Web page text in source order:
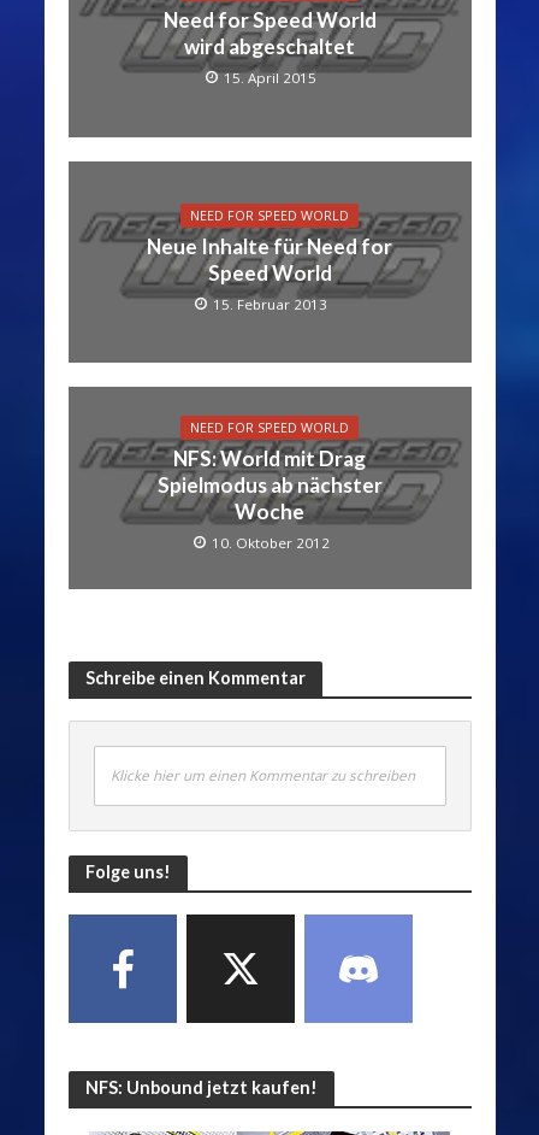
Need for Speed World
wird abgeschaltet
15. April 2015
NEED FOR SPEED WORLD
Neue Inhalte für Need for
Speed World
15. Februar 2013
NEED FOR SPEED WORLD
NFS: World mit Drag
Spielmodus ab nächster
Woche
10. Oktober 2012
Schreibe einen Kommentar
Klicke hier um einen Kommentar zu schreiben
Folge uns!
NFS: Unbound jetzt kaufen!